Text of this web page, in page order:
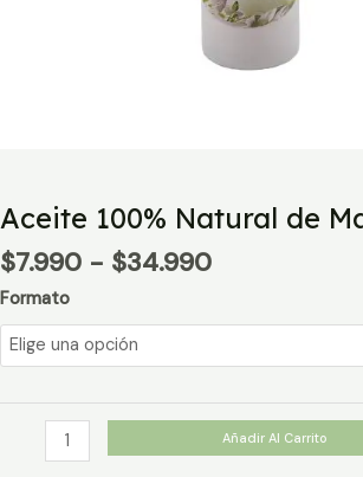
Aceite 100% Natural de
$7.990 - $34.990Rango
precios:
$7.990
hasta
$34.990
Formato
Añadir Al Carrito